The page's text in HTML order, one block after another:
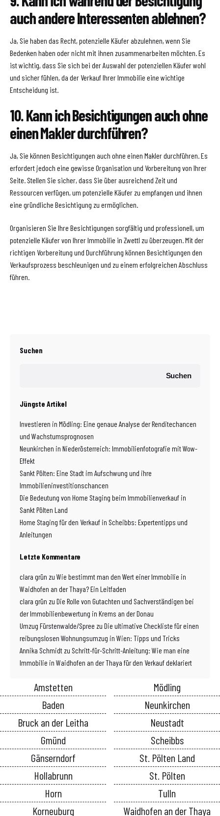
auch andere Interessenten ablehnen?
Ja, Sie haben das Recht, potenzielle Käufer abzulehnen, wenn Sie
Bedenken haben oder nicht mit ihnen zusammenarbeiten möchten. Es
ist wichtig, dass Sie sich bei der Auswahl der potenziellen Käufer wohl
und sicher fühlen, da der Verkauf Ihrer Immobilie eine wichtige
Entscheidung ist.
10. Kann ich Besichtigungen auch ohne
einen Makler durchführen?
Ja, Sie können Besichtigungen auch ohne einen Makler durchführen. Es
erfordert jedoch eine gewisse Organisation und Vorbereitung von Ihrer
Seite. Stellen Sie sicher, dass Sie über ausreichend Zeit und
Ressourcen verfügen, um potenzielle Käufer zu empfangen und ihnen
eine gründliche Besichtigung zu ermöglichen.
Organisieren Sie Ihre Besichtigungen sorgfältig und professionell, um
potenzielle Käufer von Ihrer Immobilie in Zwettl zu überzeugen. Mit der
richtigen Vorbereitung und Durchführung können Besichtigungen den
Verkaufsprozess beschleunigen und zu einem erfolgreichen Abschluss
führen.
Suchen
Suchen
Jüngste Artikel
Investieren in Mödling: Eine genaue Analyse der Renditechancen
und Wachstumsprognosen
Neunkirchen in Niederösterreich: Immobilienfotografie mit Wow-
Effekt
Sankt Pölten: Eine Stadt im Aufschwung und ihre
Immobilieninvestitionschancen
Die Bedeutung von Home Staging beim Immobilienverkauf in
Sankt Pölten Land
Home Staging für den Verkauf in Scheibbs: Expertentipps und
Anleitungen
Letzte Kommentare
clara grün zu Wie bestimmt man den Wert einer Immobilie in
Waidhofen an der Thaya? Ein Leitfaden
clara grün zu Die Rolle von Gutachten und Sachverständigen bei
der Immobilienbewertung in Krems an der Donau
Umzug Fürstenwalde/Spree zu Die ultimative Checkliste für einen
reibungslosen Wohnungsumzug in Wien: Tipps und Tricks
Annika Schmidt zu Schritt-für-Schritt-Anleitung: Wie man eine
Immobilie in Waidhofen an der Thaya für den Verkauf deklariert
Amstetten
Baden
Bruck an der Leitha
Gmünd
Gänserndorf
Hollabrunn
Horn
Korneuburg
Mödling
Neunkirchen
Neustadt
Scheibbs
St. Pölten Land
St. Pölten
Tulln
Waidhofen an der Thaya